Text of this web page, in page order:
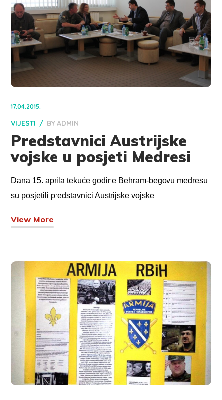
17.04.2015.
VIJESTI BYADMIN
Predstavnici Austrijske
vojske u posjeti Medresi
Dana 15. aprila tekuće godine Behram-begovu medresu
su posjetili predstavnici Austrijske vojske
View More